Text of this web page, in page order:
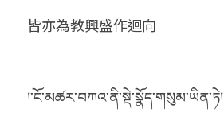
皆亦為教興盛作迴向
།་ངོ་མཚར་བཀའ་ནི་སྡེ་སྣོད་གསུམ་ཡིན་ཏེ།